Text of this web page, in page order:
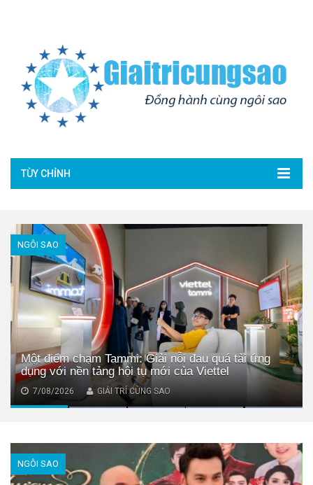
TÙY CHỈNH
NGÔI SAO
Lý Nhã Kỳ hiện ra sao?
6/08/2026 GIẢI TRÍ CÙNG SAO
NGÔI SAO